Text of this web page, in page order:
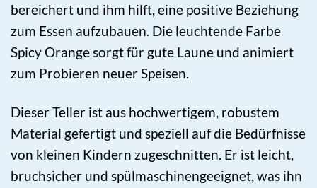
bereichert und ihm hilft, eine positive Beziehung
zum Essen aufzubauen. Die leuchtende Farbe
Spicy Orange sorgt für gute Laune und animiert
zum Probieren neuer Speisen.
Dieser Teller ist aus hochwertigem, robustem
Material gefertigt und speziell auf die Bedürfnisse
von kleinen Kindern zugeschnitten. Er ist leicht,
bruchsicher und spülmaschinengeeignet, was ihn